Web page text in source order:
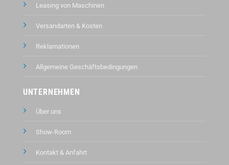
Leasing von Maschinen
Versandarten & Kosten
Reklamationen
Allgemeine Geschäftsbedingungen
UNTERNEHMEN
Über uns
Show-Room
Kontakt & Anfahrt